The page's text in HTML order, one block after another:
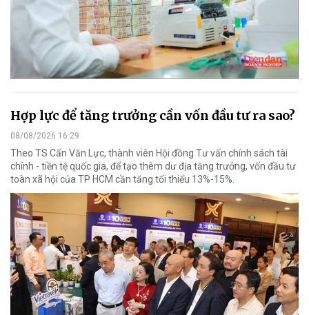
Hợp lực để tăng trưởng cần vốn đầu tư ra sao?
08/08/2026 16:29
Theo TS Cấn Văn Lực, thành viên Hội đồng Tư vấn chính sách tài
chính - tiền tệ quốc gia, để tạo thêm dư địa tăng trưởng, vốn đầu tư
toàn xã hội của TP HCM cần tăng tối thiểu 13%-15%.